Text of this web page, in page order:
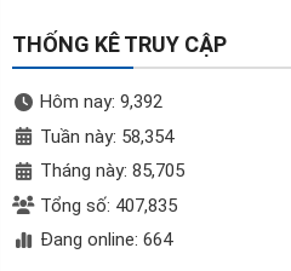
THỐNG KÊ TRUY CẬP
Hôm nay: 9,392
Tuần này: 58,354
Tháng này: 85,705
Tổng số: 407,835
Đang online: 664